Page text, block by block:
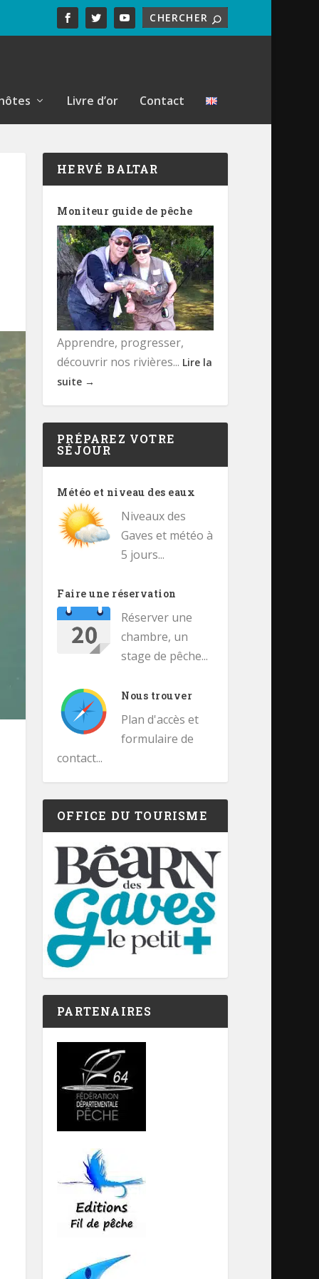
Livre d’or Contact
HERVÉ BALTAR
Moniteur guide de pêche
Apprendre, progresser,
découvrir nos rivières... Lire la
suite →
PRÉPAREZ VOTRE
SÉJOUR
Météo et niveau des eaux
Niveaux des
Gaves et météo à
5 jours...
Faire une réservation
Réserver une
chambre, un
stage de pêche...
Nous trouver
Plan d'accès et
formulaire de
contact...
OFFICE DU TOURISME
PARTENAIRES